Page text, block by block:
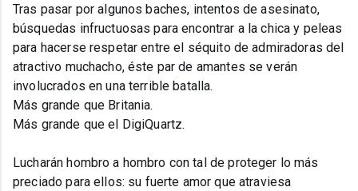
Tras pasar por algunos baches, intentos de asesinato,
búsquedas infructuosas para encontrar a la chica y peleas
para hacerse respetar entre el séquito de admiradoras del
atractivo muchacho, éste par de amantes se verán
involucrados en una terrible batalla.
Más grande que Britania.
Más grande que el DigiQuartz.
Lucharán hombro a hombro con tal de proteger lo más
preciado para ellos: su fuerte amor que atraviesa